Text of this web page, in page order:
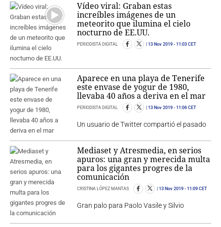
Vídeo viral: Graban estas
increíbles imágenes de un
meteorito que ilumina el cielo
nocturno de EE.UU.
PERIODISTA DIGITAL 13 Nov 2019 - 11:03 CET
Aparece en una playa de Tenerife
este envase de yogur de 1980,
llevaba 40 años a deriva en el mar
PERIODISTA DIGITAL 13 Nov 2019 - 11:06 CET
Un usuario de Twitter compartió el pasado
Mediaset y Atresmedia, en serios
apuros: una gran y merecida multa
para los gigantes progres de la
comunicación
CRISTINA LÓPEZ MANTAS 13 Nov 2019 - 11:09 CET
Gran palo para Paolo Vasile y Silvio